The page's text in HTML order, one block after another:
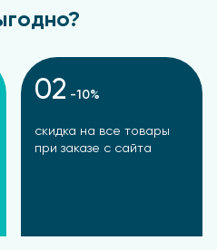
02 -10%
скидка на все товары
при заказе с сайта